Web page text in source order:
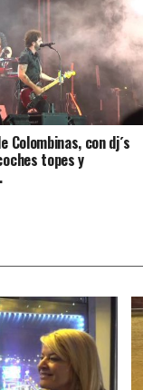
Colombinas, con dj´s
topes y